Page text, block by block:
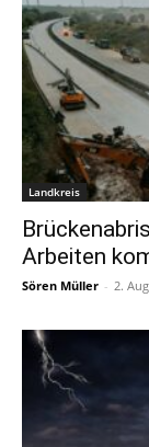
Landkreis
Arbeiten
Sören Müller - 2.